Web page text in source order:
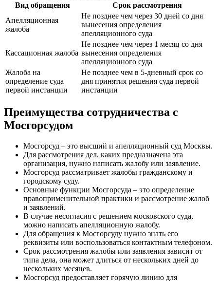
Вид обращения
Срок рассмотрения
Апелляционная
жалоба
Не позднее чем через 30 дней со дня
вынесения определения
апелляционного суда
Кассационная жалоба
Не позднее чем через 1 месяц со дня
вынесения определения
апелляционного суда
Жалоба на
определение суда
первой инстанции
Не позднее чем в 5-дневный срок со
дня принятия решения суда первой
инстанции
Преимущества сотрудничества с
Мосгорсудом
Мосгорсуд – это высший и апелляционный суд Москвы.
Для рассмотрения дел, каких предназначена эта
организация, нужно написать жалобу или заявление.
Мосгорсуд рассматривает жалобы гражданскому и
городскому суду.
Основные функции Мосгорсуда – это определение
правоприменительной практики и рассмотрение жалоб
и заявлений.
В случае несогласия с решением московского суда,
можно написать апелляционную жалобу.
Для обращения к Мосгорсуду нужно знать его
реквизиты или воспользоваться контактным телефоном.
Срок рассмотрения жалобы или заявления зависит от
типа дела, она может длиться от нескольких дней до
нескольких месяцев.
Мосгорсуд предоставляет горячую линию для